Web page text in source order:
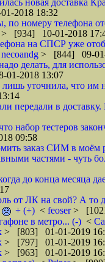
новая доставка
2018 18:32
номеру телефона
> [934] 10-01-2018
на СПСР уже
necoandg > [844] 09-01-
делать, для
2018 13:07
уточнила, что
передали в
набор тестеров
09:58
заказ СИМ в моём
частями - чуть
до конца месяца
от ЛК на свой? А то
+ (+) < feoser>
в метро... (-) <
> [803] 01-01-2019
> [797] 01-01-2019
> [963] 01-01-2019